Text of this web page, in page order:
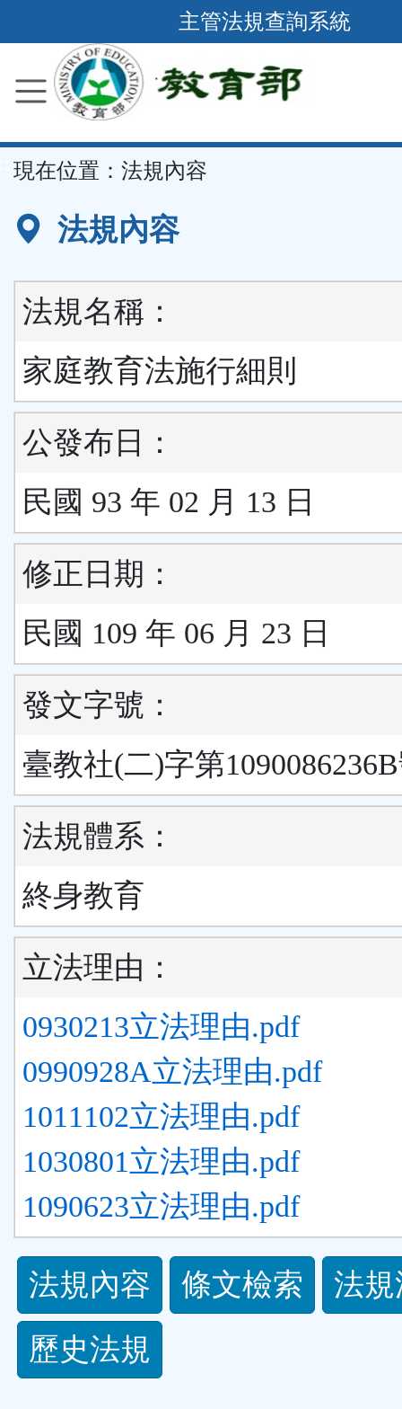
到
要
容
區
主管法規查詢系統
現在位置： 法規內容
法規內容
法規名稱：
家庭教育法施行細則
公發布日：
民國 93 年 02 月 13 日
修正日期：
民國 109 年 06 月 23 日
發文字號：
臺教社(二)字第
法規體系：
終身教育
立法理由：
0930213立法理由.pdf
0990928A立法理由.pdf
1011102立法理由.pdf
1030801立法理由.pdf
1090623立法理由.pdf
法
規
功
法規內容 條文檢索
法
歷史法規